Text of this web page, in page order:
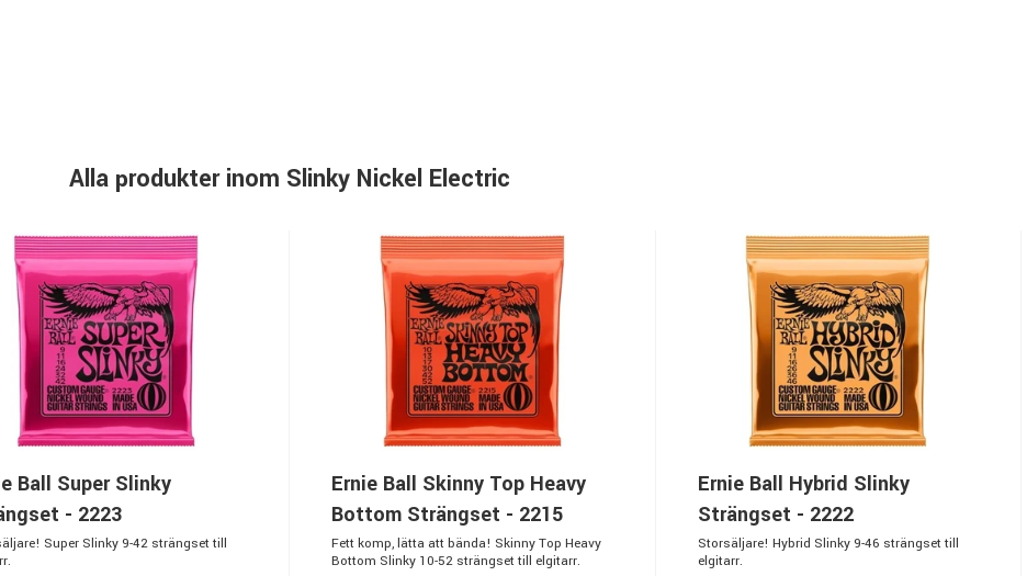
Alla produkter inom Slinky Nickel Electric
Ball Super Slinky
- 2223
Super Slinky 9-42 strängset till
Ernie Ball Skinny Top Heavy
Bottom Strängset - 2215
Fett komp, lätta att bända! Skinny Top Heavy
Bottom Slinky 10-52 strängset till elgitarr.
Ernie Ball Hybrid Slinky
Strängset - 2222
Storsäljare! Hybrid Slinky 9-46 strängset till
elgitarr.